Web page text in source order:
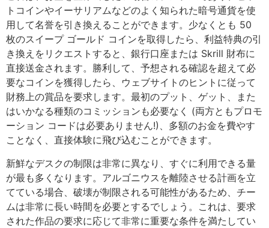
トコインやイーサリアムなどのよく知られた暗号通貨を使
用して名誉を引き換えることができます。少なくとも 50
枚のスイープ ゴールド コインを取得したら、利益特典の引
き換えをリクエストすると、銀行口座または Skrill 財布に
直接送金されます。勝利して、予想される確認を超えて必
要なコインを獲得したら、ウェブサイトのヒントに従って
財務上の賞品を要求します。最初のプット、ゲット、また
はいかなる種類のコミッションも必要なく (両方ともプロモ
ーション コードは必要ありません!)、多額のお金を費やす
ことなく、直接体験に飛び込むことができます。
新鮮なデスクの制限は非常に異なり、すぐに利用できる量
が最も多くなります。アルゴニウスを離陸させる計画を立
てている場合、破壊が制限される可能性があるため、チー
ムは非常に長い時間を必要とするでしょう。これは、要求
された作品の要求に応じて非常に重要な条件を満たしてい